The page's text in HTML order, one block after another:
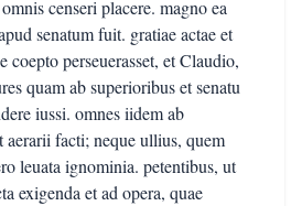
censeri placere. magno ea
senatum fuit. gratiae actae et
coepto perseuerasset, et Claudio,
quam ab superioribus et senatu
iussi. omnes iidem ab
facti; neque ullius, quem
leuata ignominia. petentibus, ut
exigenda et ad opera, quae